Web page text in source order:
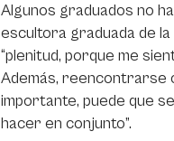
Algunos graduados no
escultora graduada de
“plenitud, porque me
Además, reencontrarse
importante, puede que
hacer en conjunto”.